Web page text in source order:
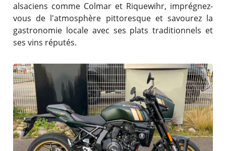
alsaciens comme Colmar et Riquewihr, imprégnez-
vous de l'atmosphère pittoresque et savourez la
gastronomie locale avec ses plats traditionnels et
ses vins réputés.